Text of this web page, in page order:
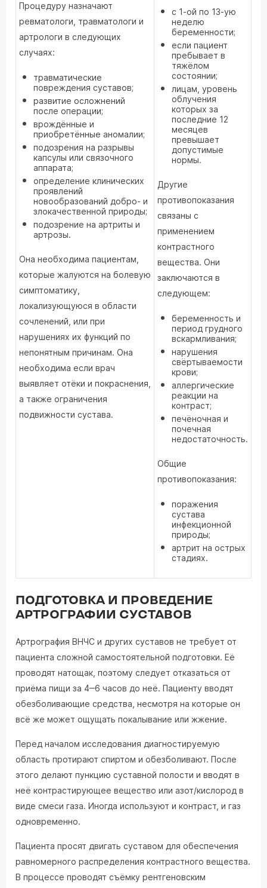
Процедуру назначают
ревматологи, травматологи и
артрологи в следующих
случаях:
травматические
повреждения суставов;
развитие осложнений
после операции;
врождённые и
приобретённые аномалии;
подозрения на разрывы
капсулы или связочного
аппарата;
определение клинических
проявлений
новообразований добро- и
злокачественной природы;
подозрение на артриты и
артрозы.
Она необходима пациентам,
которые жалуются на болевую
симптоматику,
локализующуюся в области
сочленений, или при
нарушениях их функций по
непонятным причинам. Она
необходима если врач
выявляет отёки и покраснения,
а также ограничения
подвижности сустава.
с 1-ой по 13-ую
неделю
беременности;
если пациент
пребывает в
тяжёлом
состоянии;
лицам, уровень
облучения
которых за
последние 12
месяцев
превышает
допустимые
нормы.
Другие
противопоказания
связаны с
применением
контрастного
вещества. Они
заключаются в
следующем:
беременность и
период грудного
вскармливания;
нарушения
свёртываемости
крови;
аллергические
реакции на
контраст;
печёночная и
почечная
недостаточность.
Общие
противопоказания:
поражения
сустава
инфекционной
природы;
артрит на острых
стадиях.
ПОДГОТОВКА И ПРОВЕДЕНИЕ
АРТРОГРАФИИ СУСТАВОВ
Артрография ВНЧС и других суставов не требует от
пациента сложной самостоятельной подготовки. Её
проводят натощак, поэтому следует отказаться от
приёма пищи за 4‒6 часов до неё. Пациенту вводят
обезболивающие средства, несмотря на которые он
всё же может ощущать покалывание или жжение.
Перед началом исследования диагностируемую
область протирают спиртом и обезболивают. После
этого делают пункцию суставной полости и вводят в
неё контрастирующее вещество или азот/кислород в
виде смеси газа. Иногда используют и контраст, и газ
одновременно.
Пациента просят двигать суставом для обеспечения
равномерного распределения контрастного вещества.
В процессе проводят съёмку рентгеновским